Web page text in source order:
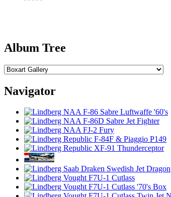
Album Tree
Navigator